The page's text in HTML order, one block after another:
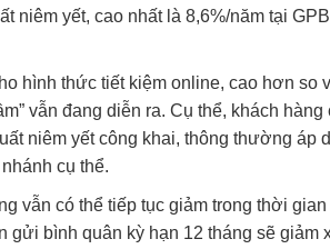
niêm yết, cao nhất là 8,6%/năm tại
hình thức tiết kiệm online, cao hơn so
vẫn đang diễn ra. Cụ thể, khách
niêm yết công khai, thông thường áp
cụ thể.
vẫn có thể tiếp tục giảm trong thời
bình quân kỳ hạn 12 tháng sẽ giảm